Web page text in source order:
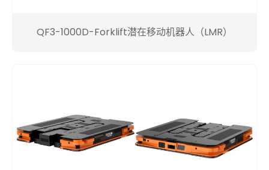
QF3-1000D-Forklift潜在移动机器人（LMR）